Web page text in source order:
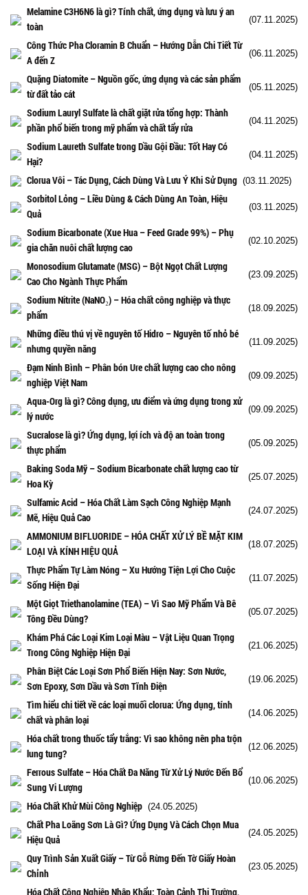
Melamine C3H6N6 là gì? Tính chất, ứng dụng và lưu ý an
toàn
(07.11.2025)
Công Thức Pha Cloramin B Chuẩn – Hướng Dẫn Chi Tiết Từ
A đến Z
(06.11.2025)
Quặng Diatomite – Nguồn gốc, ứng dụng và các sản phẩm
từ đất tảo cát
(05.11.2025)
Sodium Lauryl Sulfate là chất giặt rửa tổng hợp: Thành
phần phổ biến trong mỹ phẩm và chất tẩy rửa
(04.11.2025)
Sodium Laureth Sulfate trong Dầu Gội Đầu: Tốt Hay Có
Hại?
(04.11.2025)
Clorua Vôi – Tác Dụng, Cách Dùng Và Lưu Ý Khi Sử Dụng (03.11.2025)
Sorbitol Lỏng – Liều Dùng & Cách Dùng An Toàn, Hiệu
Quả
(03.11.2025)
Sodium Bicarbonate (Xue Hua – Feed Grade 99%) – Phụ
gia chăn nuôi chất lượng cao
(02.10.2025)
Monosodium Glutamate (MSG) – Bột Ngọt Chất Lượng
Cao Cho Ngành Thực Phẩm
(23.09.2025)
Sodium Nitrite (NaNO₂) – Hóa chất công nghiệp và thực
phẩm
(18.09.2025)
Những điều thú vị về nguyên tố Hidro – Nguyên tố nhỏ bé
nhưng quyền năng
(11.09.2025)
Đạm Ninh Bình – Phân bón Ure chất lượng cao cho nông
nghiệp Việt Nam
(09.09.2025)
Aqua-Org là gì? Công dụng, ưu điểm và ứng dụng trong xử
lý nước
(09.09.2025)
Sucralose là gì? Ứng dụng, lợi ích và độ an toàn trong
thực phẩm
(05.09.2025)
Baking Soda Mỹ – Sodium Bicarbonate chất lượng cao từ
Hoa Kỳ
(25.07.2025)
Sulfamic Acid – Hóa Chất Làm Sạch Công Nghiệp Mạnh
Mẽ, Hiệu Quả Cao
(24.07.2025)
AMMONIUM BIFLUORIDE – HÓA CHẤT XỬ LÝ BỀ MẶT KIM
LOẠI VÀ KÍNH HIỆU QUẢ
(18.07.2025)
Thực Phẩm Tự Làm Nóng – Xu Hướng Tiện Lợi Cho Cuộc
Sống Hiện Đại
(11.07.2025)
Một Giọt Triethanolamine (TEA) – Vì Sao Mỹ Phẩm Và Bê
Tông Đều Dùng?
(05.07.2025)
Khám Phá Các Loại Kim Loại Màu – Vật Liệu Quan Trọng
Trong Công Nghiệp Hiện Đại
(21.06.2025)
Phân Biệt Các Loại Sơn Phổ Biến Hiện Nay: Sơn Nước,
Sơn Epoxy, Sơn Dầu và Sơn Tĩnh Điện
(19.06.2025)
Tìm hiểu chi tiết về các loại muối clorua: Ứng dụng, tính
chất và phân loại
(14.06.2025)
Hóa chất trong thuốc tẩy trắng: Vì sao không nên pha trộn
lung tung?
(12.06.2025)
Ferrous Sulfate – Hóa Chất Đa Năng Từ Xử Lý Nước Đến Bổ
Sung Vi Lượng
(10.06.2025)
Hóa Chất Khử Mùi Công Nghiệp (24.05.2025)
Chất Pha Loãng Sơn Là Gì? Ứng Dụng Và Cách Chọn Mua
Hiệu Quả
(24.05.2025)
Quy Trình Sản Xuất Giấy – Từ Gỗ Rừng Đến Tờ Giấy Hoàn
Chỉnh
(23.05.2025)
Hóa Chất Công Nghiệp Nhập Khẩu: Toàn Cảnh Thị Trường,